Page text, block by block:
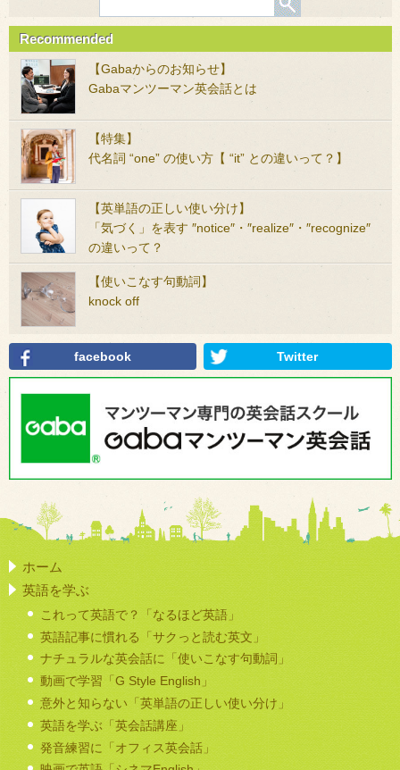
Recommended
【Gabaからのお知らせ】
Gabaマンツーマン英会話とは
【特集】
代名詞 “one” の使い方【 “it” との違いって？】
【英単語の正しい使い分け】
「気づく」を表す ″notice″・″realize″・″recognize″
の違いって？
【使いこなす句動詞】
knock off
facebook Twitter
ホーム
英語を学ぶ
これって英語で？「なるほど英語」
英語記事に慣れる「サクっと読む英文」
ナチュラルな英会話に「使いこなす句動詞」
動画で学習「G Style English」
意外と知らない「英単語の正しい使い分け」
英語を学ぶ「英会話講座」
発音練習に「オフィス英会話」